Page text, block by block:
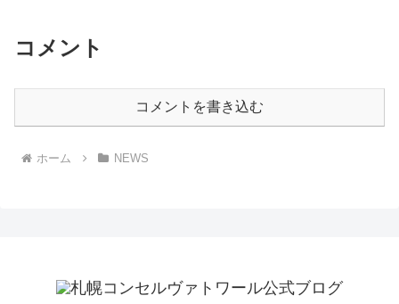
コメント
コメントを書き込む
ホーム NEWS